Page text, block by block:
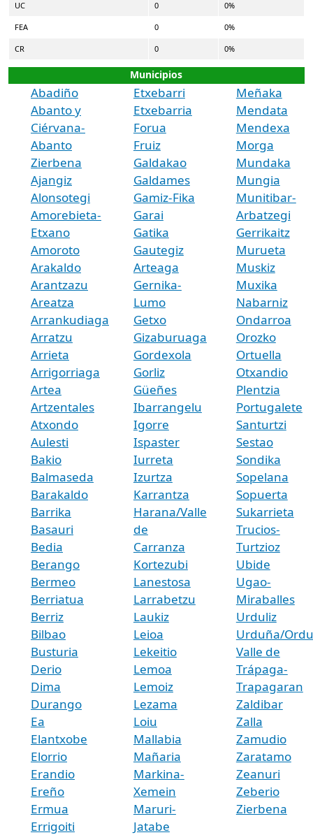
UC 0 0%
FEA 0 0%
CR 0 0%
Municipios
Abadiño
Abanto y
Ciérvana-
Abanto
Zierbena
Ajangiz
Alonsotegi
Amorebieta-
Etxano
Amoroto
Arakaldo
Arantzazu
Areatza
Arrankudiaga
Arratzu
Arrieta
Arrigorriaga
Artea
Artzentales
Atxondo
Aulesti
Bakio
Balmaseda
Barakaldo
Barrika
Basauri
Bedia
Berango
Bermeo
Berriatua
Berriz
Bilbao
Busturia
Derio
Dima
Durango
Ea
Elantxobe
Elorrio
Erandio
Ereño
Ermua
Errigoiti
Etxebarri
Etxebarria
Forua
Fruiz
Galdakao
Galdames
Gamiz-Fika
Garai
Gatika
Gautegiz
Arteaga
Gernika-
Lumo
Getxo
Gizaburuaga
Gordexola
Gorliz
Güeñes
Ibarrangelu
Igorre
Ispaster
Iurreta
Izurtza
Karrantza
Harana/Valle
de
Carranza
Kortezubi
Lanestosa
Larrabetzu
Laukiz
Leioa
Lekeitio
Lemoa
Lemoiz
Lezama
Loiu
Mallabia
Mañaria
Markina-
Xemein
Maruri-
Jatabe
Meñaka
Mendata
Mendexa
Morga
Mundaka
Mungia
Munitibar-
Arbatzegi
Gerrikaitz
Murueta
Muskiz
Muxika
Nabarniz
Ondarroa
Orozko
Ortuella
Otxandio
Plentzia
Portugalete
Santurtzi
Sestao
Sondika
Sopelana
Sopuerta
Sukarrieta
Trucios-
Turtzioz
Ubide
Ugao-
Miraballes
Urduliz
Urduña/
Valle de
Trápaga-
Trapagaran
Zaldibar
Zalla
Zamudio
Zaratamo
Zeanuri
Zeberio
Zierbena